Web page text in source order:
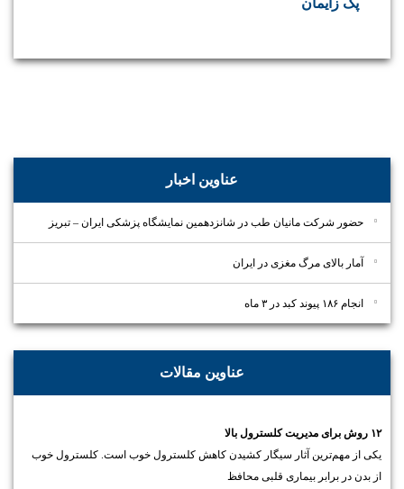
عناوین اخبار
حضور شرکت مانیان طب در شانزدهمین نمایشگاه پزشکی ایران – تبریز
آمار بالای مرگ مغزی در ایران
انجام ۱۸۶ پیوند کبد در ۳ ماه
عناوین مقالات
۱۲ روش برای مدیریت کلسترول بالا
یکی از مهم‌ترین آثار سیگار کشیدن کاهش کلسترول خوب است. کلسترول خوب
از بدن در برابر بیماری قلبی محافظ